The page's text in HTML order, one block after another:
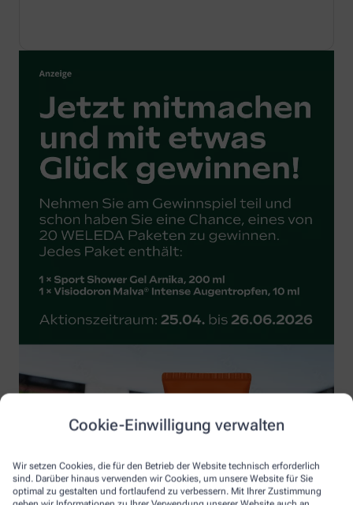
Cookie-Einwilligung verwalten
Wir setzen Cookies, die für den Betrieb der Website technisch erforderlich
sind. Darüber hinaus verwenden wir Cookies, um unsere Website für Sie
optimal zu gestalten und fortlaufend zu verbessern. Mit Ihrer Zustimmung